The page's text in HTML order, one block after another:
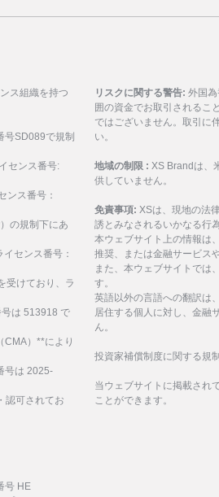
ス組織を持つ
号SD089で規制
センス番号:
ンス番号：
の規制下にあ
センス番号：
受けており、ラ
は 513918 で
）**により
号は 2025-
認可されてお
号 HE
リスクに関する警告: 外国
囲の資金でお取引されるこ
ではございません。取引に
い。
地域の制限 : XS Brandは、
供していません。
免責事項: XSは、現地の法
誘とみなされるいかなる行
本ウェブサイト上の情報は
推奨、または金融サービス
また、本ウェブサイトでは
す。
英語以外の言語への翻訳は
居住する個人に対し、金融
ん。
投資家補償制度に関する規
当ウェブサイトに掲載され
ことができます。